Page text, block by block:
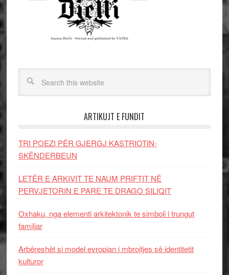
ARTIKUJT E FUNDIT
TRI POEZI PËR GJERGJ KASTRIOTIN-
SKËNDERBEUN
LETËR E ARKIVIT TE NAUM PRIFTIT NË
PERVJETORIN E PARE TE DRAGO SILIQIT
Oxhaku, nga elementi arkitektonik te simboli i trungut
familjar
Arbëreshët si model evropian i mbrojtjes së identitetit
kulturor